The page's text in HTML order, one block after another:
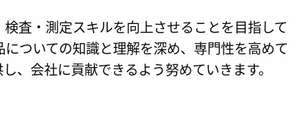
査・測定スキルを向上させることを目指して
ついての知識と理解を深め、専門性を高め
、会社に貢献できるよう努めていきます。